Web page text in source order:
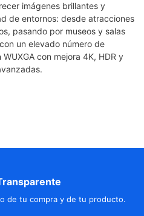
imágenes brillantes y
de entornos: desde atracciones
pasando por museos y salas
un elevado número de
con mejora 4K, HDR y
de tu compra y de tu producto.